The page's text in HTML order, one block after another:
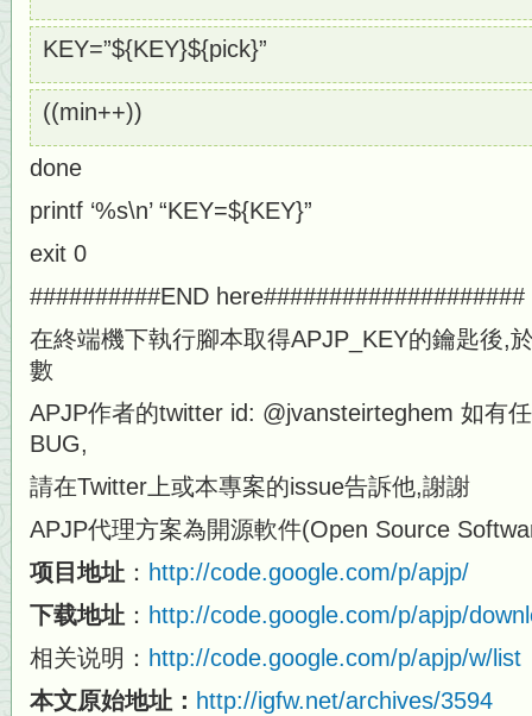
KEY=”${KEY}${pick}”
((min++))
done
printf ‘%s\n’ “KEY=${KEY}”
exit 0
##########END here####################
在終端機下執行腳本取得APJP_KEY的鑰匙後,
數
APJP作者的twitter id: @jvansteirteghem 如有
BUG,
請在Twitter上或本專案的issue告訴他,謝謝
APJP代理方案為開源軟件(Open Source
项目地址 ： http://code.google.com/p/apjp/
下载地址 ： http://code.google.com/p/apjp/
相关说明： http://code.google.com/p/apjp/w/list
本文原始地址： http://igfw.net/archives/3594